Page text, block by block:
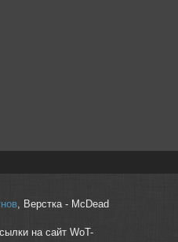
, Верстка - McDead
на сайт WoT-